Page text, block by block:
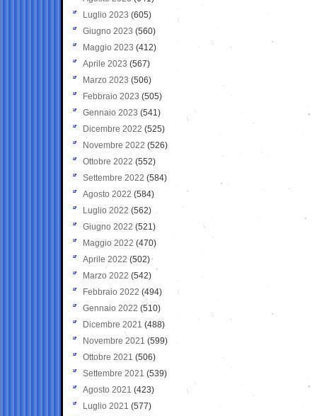
Luglio 2023 (605)
Giugno 2023 (560)
Maggio 2023 (412)
Aprile 2023 (567)
Marzo 2023 (506)
Febbraio 2023 (505)
Gennaio 2023 (541)
Dicembre 2022 (525)
Novembre 2022 (526)
Ottobre 2022 (552)
Settembre 2022 (584)
Agosto 2022 (584)
Luglio 2022 (562)
Giugno 2022 (521)
Maggio 2022 (470)
Aprile 2022 (502)
Marzo 2022 (542)
Febbraio 2022 (494)
Gennaio 2022 (510)
Dicembre 2021 (488)
Novembre 2021 (599)
Ottobre 2021 (506)
Settembre 2021 (539)
Agosto 2021 (423)
Luglio 2021 (577)